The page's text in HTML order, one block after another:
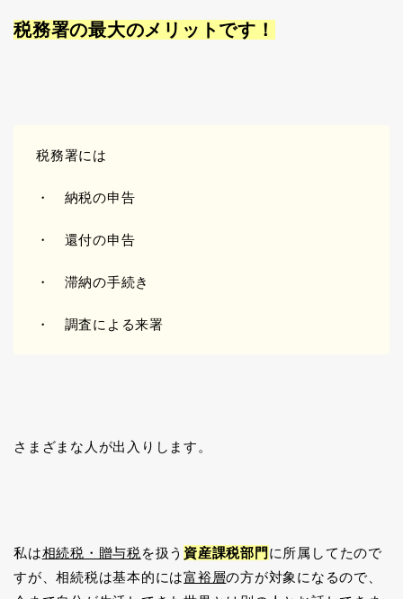
税務署の最大のメリットです！
税務署には
・ 納税の申告
・ 還付の申告
・ 滞納の手続き
・ 調査による来署
さまざまな人が出入りします。
私は相続税・贈与税を扱う 資産課税部門 に所属してたので
すが、相続税は基本的には富裕層の方が対象になるので、